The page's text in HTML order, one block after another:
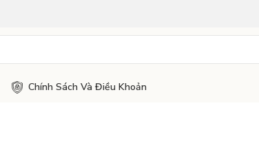
Chính Sách Và Điều Khoản